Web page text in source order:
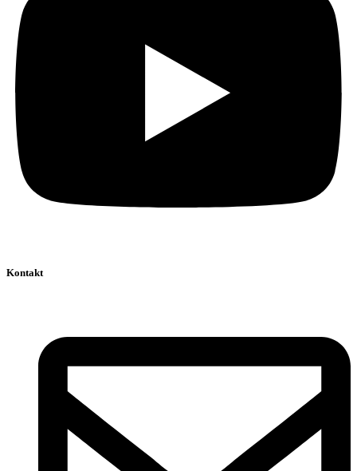
Kontakt